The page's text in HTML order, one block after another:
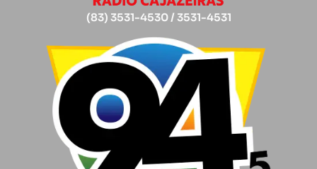
(83) 3531-4530 / 3531-4531